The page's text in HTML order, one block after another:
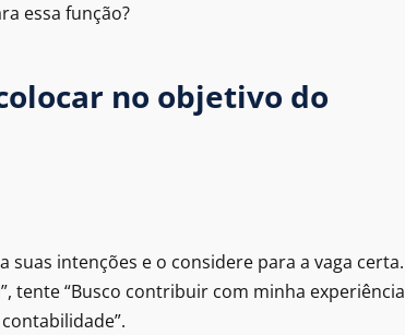
essa função?
no objetivo do
intenções e o considere para a vaga certa.
tente “Busco contribuir com minha experiência